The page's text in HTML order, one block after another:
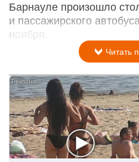
Барнауле произошло
и пассажирского
ноября.
Читать